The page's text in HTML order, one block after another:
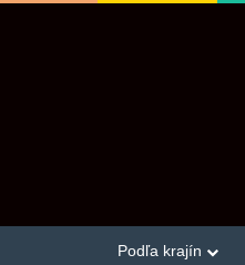
Podľa krajín